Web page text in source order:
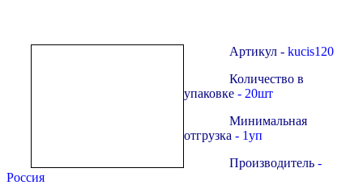
Артикул - kucis120
Количество в
упаковке - 20шт
Минимальная
отгрузка - 1уп
Производитель -
Россия